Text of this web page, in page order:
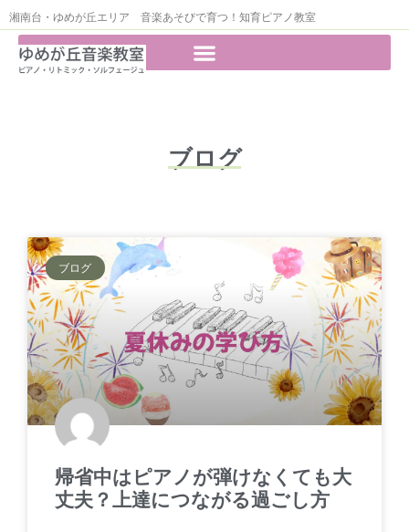
湘南台・ゆめが丘エリア 音楽あそびで育つ！知育ピアノ教室
ブログ
ブログ
帰省中はピアノが弾けなくても大
丈夫？上達につながる過ごし方